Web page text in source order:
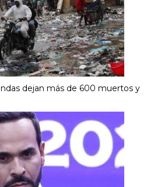
dejan más de 600 muertos y